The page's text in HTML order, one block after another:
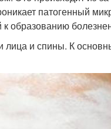
патогенный
образованию
и спины. К